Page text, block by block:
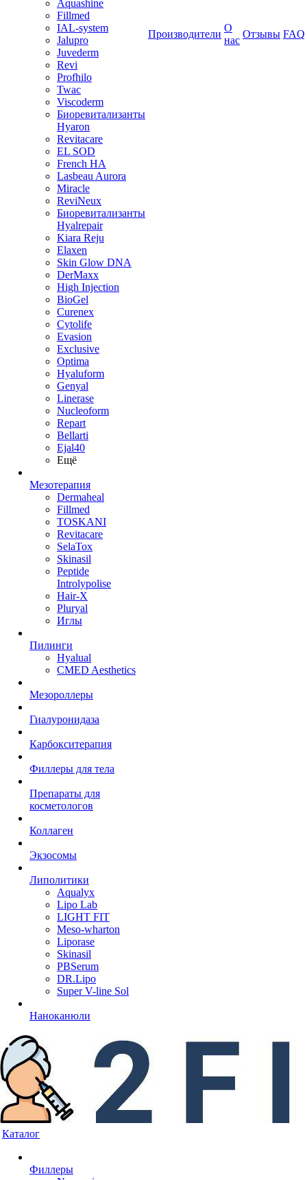
Aquashine
Fillmed
IAL-system
Jalupro
Juvederm
Revi
Profhilo
Twac
Viscoderm
Биоревитализанты
Hyaron
Revitacare
EL SOD
French HA
Lasbeau Aurora
Miracle
ReviNeux
Биоревитализанты
Hyalrepair
Kiara Reju
Elaxen
Skin Glow DNA
DerMaxx
High Injection
BioGel
Curenex
Cytolife
Evasion
Exclusive
Optima
Hyaluform
Genyal
Linerase
Nucleoform
Repart
Bellarti
Ejal40
Ещё
Мезотерапия
Dermaheal
Fillmed
TOSKANI
Revitacare
SelaTox
Skinasil
Peptide
Introlypolise
Hair-X
Pluryal
Иглы
Пилинги
Hyalual
CMED Aesthetics
Мезороллеры
Гиалуронидаза
Карбокситерапия
Филлеры для тела
Препараты для
косметологов
Коллаген
Экзосомы
Липолитики
Aqualyx
Lipo Lab
LIGHT FIT
Meso-wharton
Liporase
Skinasil
PBSerum
DR.Lipo
Super V-line Sol
Наноканюли
Производители
О
нас
Отзывы FAQ
Каталог
Филлеры